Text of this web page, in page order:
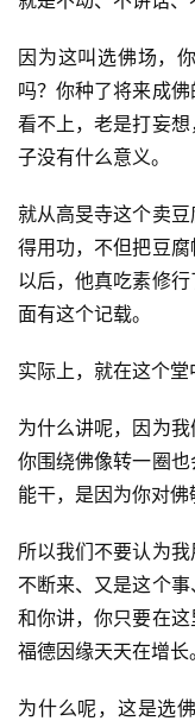
公
益
慈
佛
教
人
物
院
巡
礼
视
频
纪
登录
因为这叫选佛场，
吗？你种了将来成
看不上，老是打妄
子没有什么意义。
就从高旻寺这个卖
得用功，不但把豆
以后，他真吃素修
面有这个记载。
实际上，就在这个堂
为什么讲呢，因为我
你围绕佛像转一圈
能干，是因为你对佛
所以我们不要认为
不断来、又是这个
和你讲，你只要在
福德因缘天天在增长。
为什么呢，这是选